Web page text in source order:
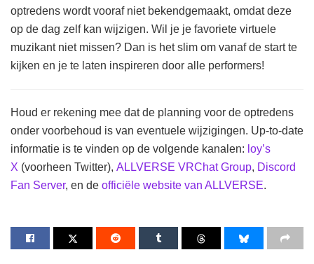
optredens wordt vooraf niet bekendgemaakt, omdat deze
op de dag zelf kan wijzigen. Wil je je favoriete virtuele
muzikant niet missen? Dan is het slim om vanaf de start te
kijken en je te laten inspireren door alle performers!
Houd er rekening mee dat de planning voor de optredens
onder voorbehoud is van eventuele wijzigingen. Up-to-date
informatie is te vinden op de volgende kanalen: loy’s
X (voorheen Twitter), ALLVERSE VRChat Group, Discord
Fan Server, en de officiële website van ALLVERSE.